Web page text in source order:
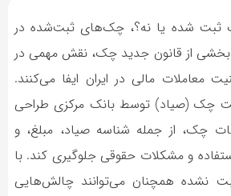
ثبت شده یا نه؟، چک‌های ثبت‌شده در
بخشی از قانون جدید چک، نقش مهمی در
معاملات مالی در ایران ایفا می‌کنند.
چک (صیاد) توسط بانک مرکزی طراحی
چک، از جمله شناسه صیاد، مبلغ، و
و مشکلات حقوقی جلوگیری کند. با
نشده همچنان می‌توانند چالش‌هایی